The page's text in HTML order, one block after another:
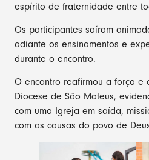
espírito de fraternidade entre
Os participantes saíram
adiante os ensinamentos e
durante o encontro.
O encontro reafirmou a força e
Diocese de São Mateus,
com uma Igreja em saída,
com as causas do povo de